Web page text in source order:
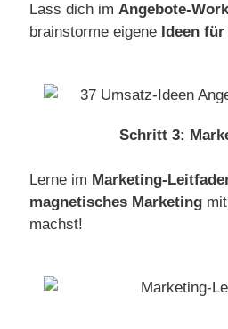
Lass dich imAngebote-
brainstorme eigene Ideen
Schritt 3:
Lerne im Marketing-
magnetisches Marketing
machst!